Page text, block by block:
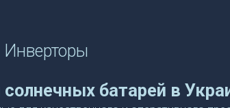
Инверторы
батарей в